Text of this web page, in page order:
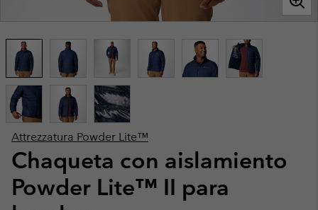
Attrezzatura Powder Lite™
Chaqueta con aislamiento
Powder Lite™ II para